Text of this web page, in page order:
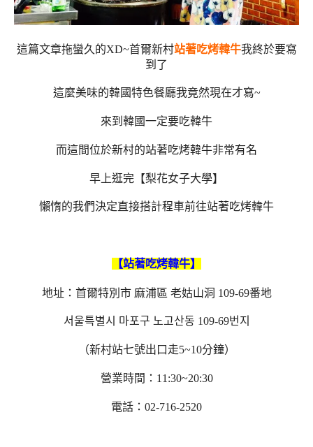
這篇文章拖蠻久的XD~首爾新村站著吃烤韓牛我終於要寫
到了
這麼美味的韓國特色餐廳我竟然現在才寫~
來到韓國一定要吃韓牛
而這間位於新村的站著吃烤韓牛非常有名
早上逛完【梨花女子大學】
懶惰的我們決定直接搭計程車前往站著吃烤韓牛
【站著吃烤韓牛】
地址：首爾特別市 麻浦區 老姑山洞 109-69番地
서울특별시 마포구 노고산동 109-69번지
（新村站七號出口走5~10分鐘）
營業時間：11:30~20:30
電話：02-716-2520